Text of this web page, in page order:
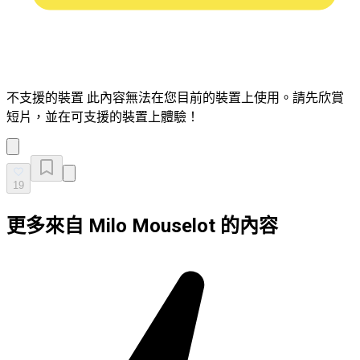
不支援的裝置 此內容無法在您目前的裝置上使用。請先欣賞
短片，並在可支援的裝置上體驗！
19
更多來自 Milo Mouselot 的內容